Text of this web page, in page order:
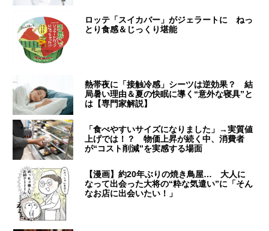
ロッテ「スイカバー」がジェラートに ねっ
とり食感＆じっくり堪能
熱帯夜に「接触冷感」シーツは逆効果？ 結
局暑い理由＆夏の快眠に導く“意外な寝具”と
は【専門家解説】
「食べやすいサイズになりました」→実質値
上げでは！？ 物価上昇が続く中、消費者
が“コスト削減”を実感する場面
【漫画】約20年ぶりの焼き鳥屋… 大人に
なって出会った大将の“粋な気遣い”に「そん
なお店に出会いたい！」